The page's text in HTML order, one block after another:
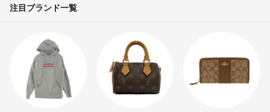
注目ブランド一覧